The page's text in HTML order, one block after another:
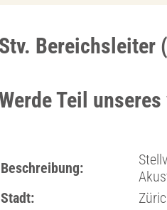
Stv. Bereichsleiter
Teil
Beschreibung:
Stadt: